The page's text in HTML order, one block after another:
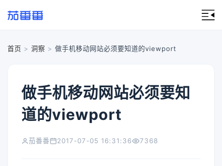
首页 > 洞察 > 做手机移动网站必须要知道的viewport
做手机移动网站必须要知
道的viewport
茄番番 2017-07-05 16:31:36 7368